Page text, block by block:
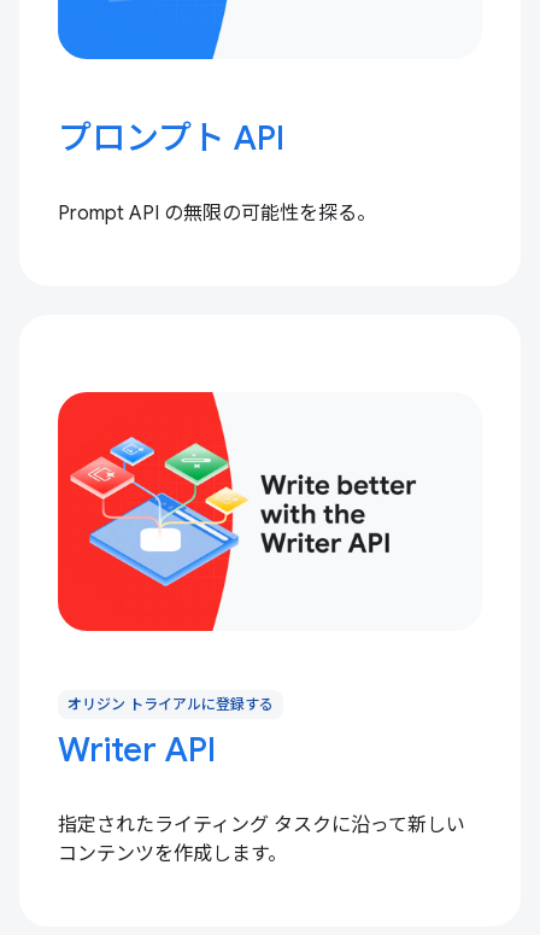
プロンプト API
Prompt API の無限の可能性を探る。
オリジン トライアルに登録する
Writer API
指定されたライティング タスクに沿って新しい
コンテンツを作成します。